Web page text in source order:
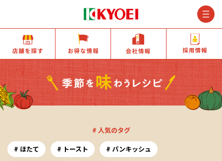
店舗を探す お得な情報 会社情報
# 人気のタグ
ほたて
トースト パンキッシュ